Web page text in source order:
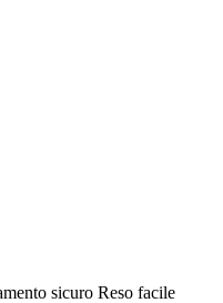
sicuro Reso facile